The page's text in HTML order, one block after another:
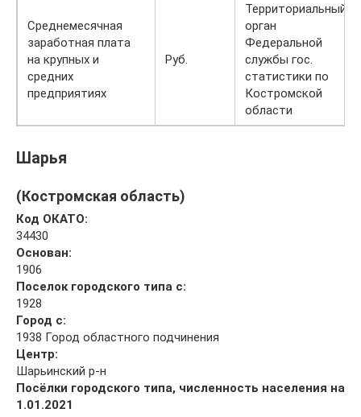
Среднемесячная
заработная плата
на крупных и
средних
предприятиях
Руб.
Территориальный
орган
Федеральной
службы гос.
статистики по
Костромской
области
Шарья
(Костромская область)
Код ОКАТО:
34430
Основан:
1906
Поселок городского типа с:
1928
Город с:
1938 Город областного подчинения
Центр:
Шарьинский р-н
Посёлки городского типа, численность населения на
1.01.2021